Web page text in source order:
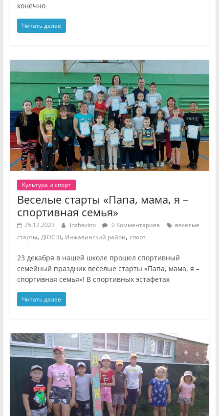
конечно
Читать далее
Культура и спорт
Веселые старты «Папа, мама, я –
спортивная семья»
25.12.2023 inzhavino 0 Комментариев
веселые
старты, ДЮСШ, Инжавинский район, спорт
23 декабря в нашей школе прошел спортивный
семейный праздник веселые старты «Папа, мама, я –
спортивная семья»! В спортивных эстафетах
Читать далее